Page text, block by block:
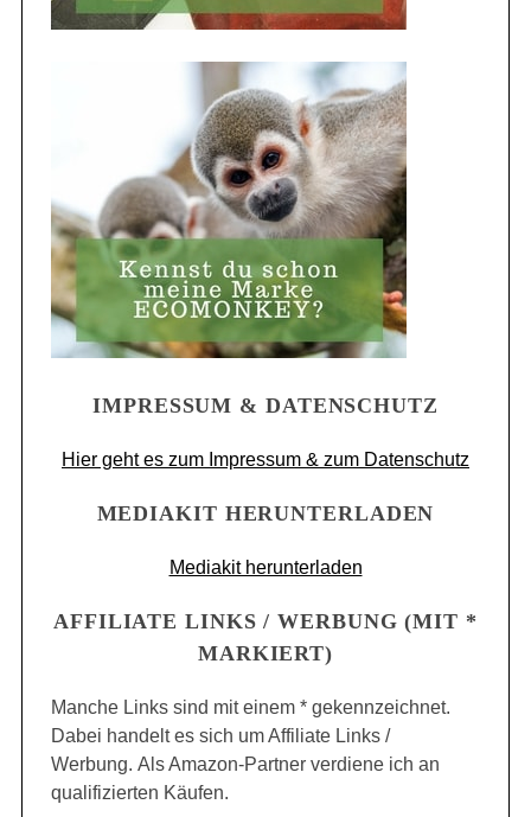
IMPRESSUM & DATENSCHUTZ
Hier geht es zum Impressum & zum Datenschutz
MEDIAKIT HERUNTERLADEN
Mediakit herunterladen
AFFILIATE LINKS / WERBUNG (MIT *
MARKIERT)
Manche Links sind mit einem * gekennzeichnet.
Dabei handelt es sich um Affiliate Links /
Werbung. Als Amazon-Partner verdiene ich an
qualifizierten Käufen.